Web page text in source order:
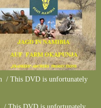
/ This DVD is unfortunately